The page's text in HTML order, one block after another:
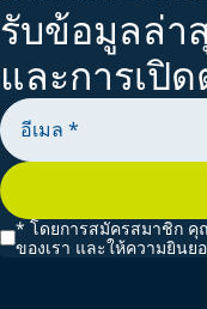
รับข้อมูลล่า
และการเปิ
* โดยการสมัครสมาชิก คุ
ของเรา และให้ความยินย